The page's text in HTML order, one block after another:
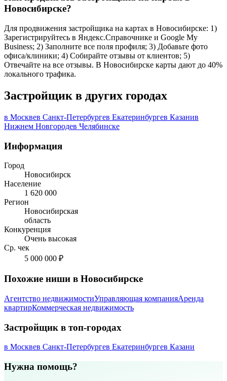
Новосибирске?
Для продвижения застройщика на картах в Новосибирске: 1)
Зарегистрируйтесь в Яндекс.Справочнике и Google My
Business; 2) Заполните все поля профиля; 3) Добавьте фото
офиса/клиники; 4) Собирайте отзывы от клиентов; 5)
Отвечайте на все отзывы. В Новосибирске карты дают до 40%
локального трафика.
Застройщик в других городах
в Москвев Санкт-Петербургев Екатеринбургев Казанив
Нижнем Новгородев Челябинске
Информация
Город
Новосибирск
Население
1 620 000
Регион
Новосибирская
область
Конкуренция
Очень высокая
Ср. чек
5 000 000 ₽
Похожие ниши в Новосибирске
Агентство недвижимостиУправляющая компанияАренда
квартирКоммерческая недвижимость
Застройщик в топ-городах
в Москвев Санкт-Петербургев Екатеринбургев Казани
Нужна помощь?